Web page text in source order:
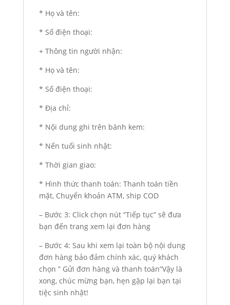
* Họ và tên:
* Số điện thoại:
+ Thông tin người nhận:
* Họ và tên:
* Số điện thoại:
* Địa chỉ:
* Nội dung ghi trên bánh kem:
* Nến tuổi sinh nhật:
* Thời gian giao:
* Hình thức thanh toán: Thanh toán tiền
mặt, Chuyển khoản ATM, ship COD
– Bước 3: Click chọn nút “Tiếp tục” sẽ đưa
bạn đến trang xem lại đơn hàng
– Bước 4: Sau khi xem lại toàn bộ nội dung
đơn hàng bảo đảm chính xác, quý khách
chọn ” Gửi đơn hàng và thanh toán”Vậy là
xong, chúc mừng bạn, hẹn gặp lại bạn tại
tiệc sinh nhật!